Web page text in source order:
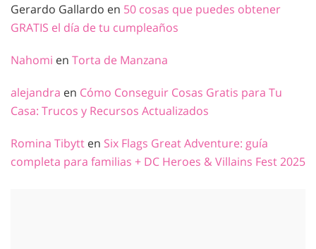
Gerardo Gallardo en 50 cosas que puedes obtener
GRATIS el día de tu cumpleaños
Nahomi en Torta de Manzana
alejandra en Cómo Conseguir Cosas Gratis para Tu
Casa: Trucos y Recursos Actualizados
Romina Tibytt en Six Flags Great Adventure: guía
completa para familias + DC Heroes & Villains Fest 2025